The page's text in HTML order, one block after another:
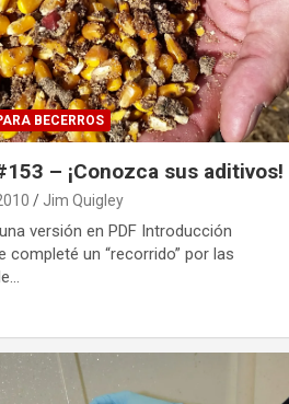
BECERROS
– ¡Conozca sus aditivos!
Jim Quigley
versión en PDF Introducción
completé un “recorrido” por las